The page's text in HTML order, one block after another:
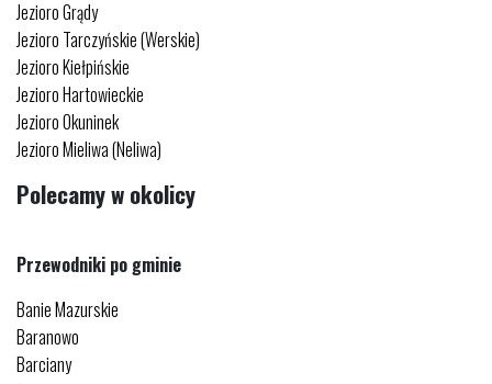
Jezioro Grądy
Jezioro Tarczyńskie (Werskie)
Jezioro Kiełpińskie
Jezioro Hartowieckie
Jezioro Okuninek
Jezioro Mieliwa (Neliwa)
Polecamy w okolicy
Przewodniki po gminie
Banie Mazurskie
Baranowo
Barciany